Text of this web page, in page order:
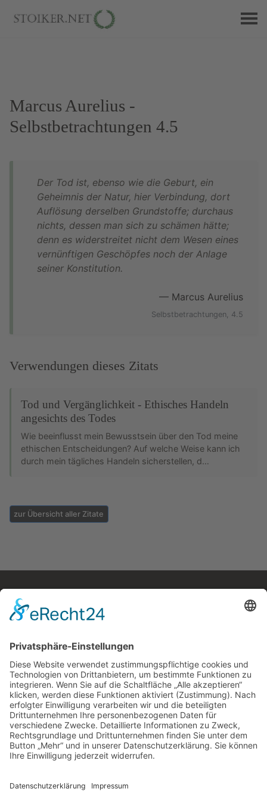
Marcus Aurelius -
Selbstbetrachtungen 4.5
Der Tod ist, ebenso wie die Geburt, ein
Geheimnis der Natur, hier Verbindung, dort
Auflösung derselben Grundstoffe; durchaus
nichts, dessen man sich zu schämen hätte;
denn es widerstreitet nicht dem Wesen eines
vernünftigen Geschöpfes noch der Anlage
seiner Konstitution.
— Marcus Aurelius
Selbstbetrachtungen, 4.5
Verwendungen dieses Zitats
Tod und Vergänglichkeit - Ethisches Handeln
angesichts des Todes
Wie beeinflusst mein Bewusstsein über den Tod meine
ethischen Entscheidungen? Auf welche Weise kann ich
durch mein tägliches Handeln sicherstellen, d…
zur Übersicht aller Zitate
Kostenloses E-Book
Memento Mori
Eine philosophische Meditation über das Leben, den
Tod und die Vergänglichkeit.
Mehr Infos zum E-Book →
E-Book
kostenlos
zum
Newsletter